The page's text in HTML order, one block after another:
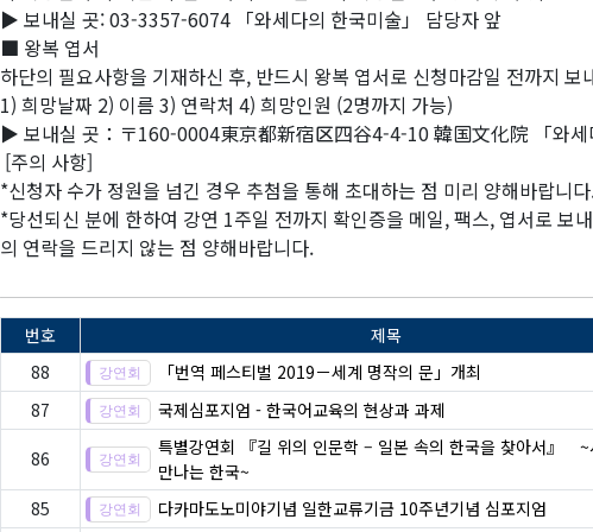
▶ 보내실 곳: 03-3357-6074 「와세다의 한국미술」 담당자 앞
■ 왕복 엽서
하단의 필요사항을 기재하신 후, 반드시 왕복 엽서로 신청마감일 전까지 보
1) 희망날짜 2) 이름 3) 연락처 4) 희망인원 (2명까지 가능)
▶ 보내실 곳：〒160-0004東京都新宿区四谷4-4-10 韓国文化院 「와세
[주의 사항]
*신청자 수가 정원을 넘긴 경우 추첨을 통해 초대하는 점 미리 양해바랍니
*당선되신 분에 한하여 강연 1주일 전까지 확인증을 메일, 팩스, 엽서로 보
의 연락을 드리지 않는 점 양해바랍니다.
번호 제목
88
「번역 페스티벌 2019－세계 명작의 문」개최
87
국제심포지엄 - 한국어교육의 현상과 과제
86
특별강연회 『길 위의 인문학 – 일본 속의 한국을 찾아서』 ~
만나는 한국~
85 다카마도노미야기념 일한교류기금 10주년기념 심포지엄